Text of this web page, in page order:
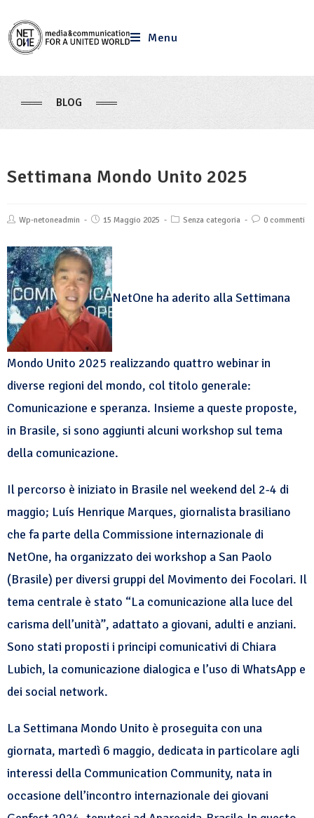
Menu
BLOG
Settimana Mondo Unito 2025
Wp-netoneadmin 15 Maggio 2025 Senza categoria 0 commenti
NetOne ha aderito alla Settimana
Mondo Unito 2025 realizzando quattro webinar in
diverse regioni del mondo, col titolo generale:
Comunicazione e speranza. Insieme a queste proposte,
in Brasile, si sono aggiunti alcuni workshop sul tema
della comunicazione.
Il percorso è iniziato in Brasile nel weekend del 2-4 di
maggio; Luís Henrique Marques, giornalista brasiliano
che fa parte della Commissione internazionale di
NetOne, ha organizzato dei workshop a San Paolo
(Brasile) per diversi gruppi del Movimento dei Focolari. Il
tema centrale è stato “La comunicazione alla luce del
carisma dell’unità”, adattato a giovani, adulti e anziani.
Sono stati proposti i principi comunicativi di Chiara
Lubich, la comunicazione dialogica e l’uso di WhatsApp e
dei social network.
La Settimana Mondo Unito è proseguita con una
giornata, martedì 6 maggio, dedicata in particolare agli
interessi della Communication Community, nata in
occasione dell’incontro internazionale dei giovani